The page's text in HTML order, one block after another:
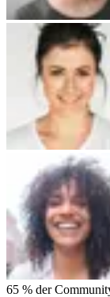
65 % der